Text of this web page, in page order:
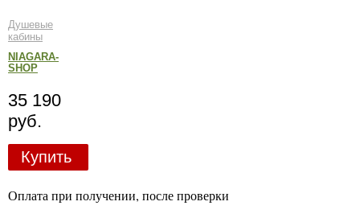
Душевые
кабины
NIAGARA-
SHOP
35 190
руб.
Купить
Оплата при получении, после проверки